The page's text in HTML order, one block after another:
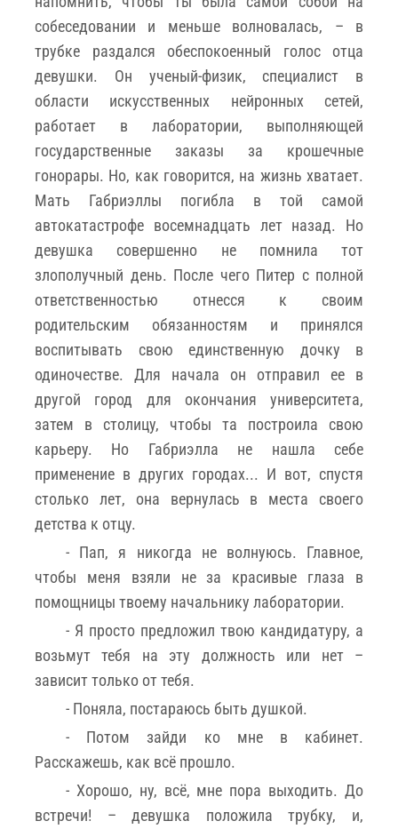
собеседовании и меньше волновалась, – в
трубке раздался обеспокоенный голос отца
девушки. Он ученый-физик, специалист в
области искусственных нейронных сетей,
работает в лаборатории, выполняющей
государственные заказы за крошечные
гонорары. Но, как говорится, на жизнь хватает.
Мать Габриэллы погибла в той самой
автокатастрофе восемнадцать лет назад. Но
девушка совершенно не помнила тот
злополучный день. После чего Питер с полной
ответственностью отнесся к своим
родительским обязанностям и принялся
воспитывать свою единственную дочку в
одиночестве. Для начала он отправил ее в
другой город для окончания университета,
затем в столицу, чтобы та построила свою
карьеру. Но Габриэлла не нашла себе
применение в других городах... И вот, спустя
столько лет, она вернулась в места своего
детства к отцу.
- Пап, я никогда не волнуюсь. Главное,
чтобы меня взяли не за красивые глаза в
помощницы твоему начальнику лаборатории.
- Я просто предложил твою кандидатуру, а
возьмут тебя на эту должность или нет –
зависит только от тебя.
- Поняла, постараюсь быть душкой.
- Потом зайди ко мне в кабинет.
Расскажешь, как всё прошло.
- Хорошо, ну, всё, мне пора выходить. До
встречи! – девушка положила трубку, и,